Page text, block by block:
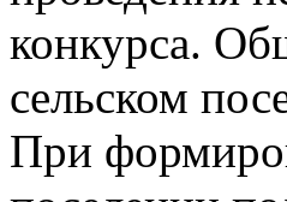
конкурса.
сельском
При